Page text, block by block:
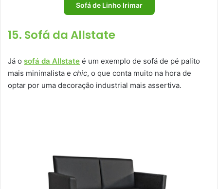
Sofá de Linho Irimar
15. Sofá da Allstate
Já o sofá da Allstate é um exemplo de sofá de pé palito
mais minimalista e chic, o que conta muito na hora de
optar por uma decoração industrial mais assertiva.